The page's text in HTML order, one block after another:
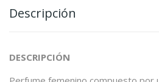
Descripción
DESCRIPCIÓN